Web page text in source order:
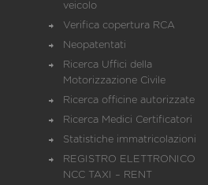
veicolo
Verifica copertura RCA
Neopatentati
Ricerca Uffici della
Motorizzazione Civile
Ricerca officine autorizzate
Ricerca Medici Certificatori
Statistiche immatricolazioni
REGISTRO ELETTRONICO
NCC TAXI – RENT